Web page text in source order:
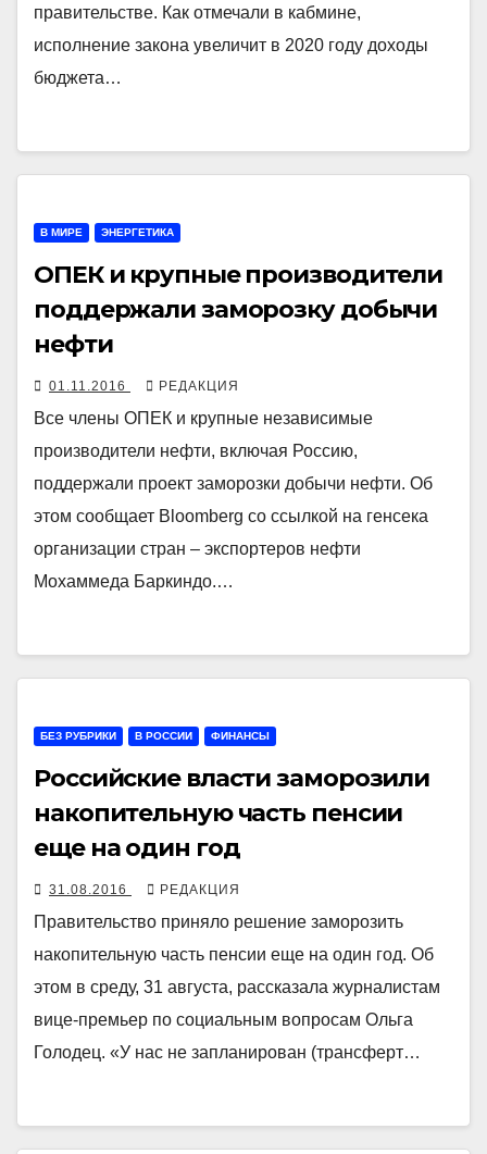
правительстве. Как отмечали в кабмине,
исполнение закона увеличит в 2020 году доходы
бюджета…
В МИРЕ ЭНЕРГЕТИКА
ОПЕК и крупные производители
поддержали заморозку добычи
нефти
01.11.2016 РЕДАКЦИЯ
Все члены ОПЕК и крупные независимые
производители нефти, включая Россию,
поддержали проект заморозки добычи нефти. Об
этом сообщает Bloomberg со ссылкой на генсека
организации стран – экспортеров нефти
Мохаммеда Баркиндо.…
БЕЗ РУБРИКИ В РОССИИ ФИНАНСЫ
Российские власти заморозили
накопительную часть пенсии
еще на один год
31.08.2016 РЕДАКЦИЯ
Правительство приняло решение заморозить
накопительную часть пенсии еще на один год. Об
этом в среду, 31 августа, рассказала журналистам
вице-премьер по социальным вопросам Ольга
Голодец. «У нас не запланирован (трансферт…